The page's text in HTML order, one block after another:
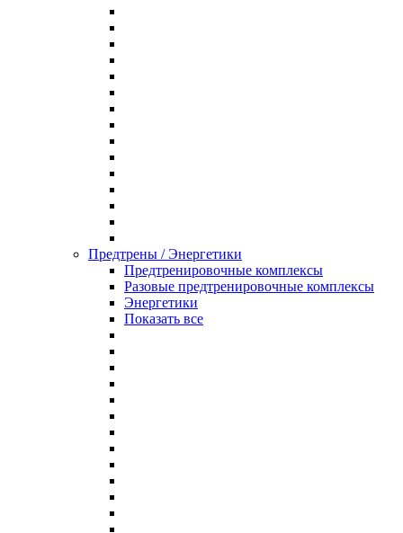
Предтрены / Энергетики
Предтренировочные комплексы
Разовые предтренировочные комплексы
Энергетики
Показать все